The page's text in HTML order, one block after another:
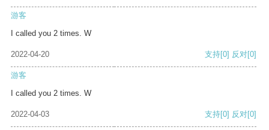
游客
I called you 2 times. W
2022-04-20 支持[0] 反对[0]
游客
I called you 2 times. W
2022-04-03 支持[0] 反对[0]